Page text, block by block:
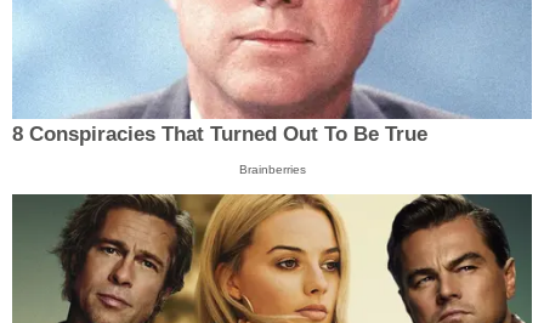
8 Conspiracies That Turned Out To Be True
Brainberries